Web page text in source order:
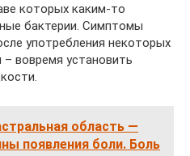
которых каким-то
бактерии. Симптомы
употребления некоторых
– вовремя установить
область —
появления боли. Боль